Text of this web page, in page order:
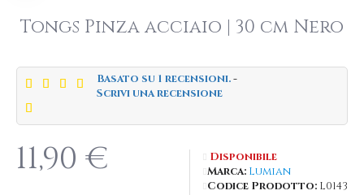
Tongs Pinza acciaio | 30 cm Nero
Basato su 1 recensioni.-
Scrivi una recensione
11,90 €
Disponibile
Marca: Lumian
Codice Prodotto: L0143